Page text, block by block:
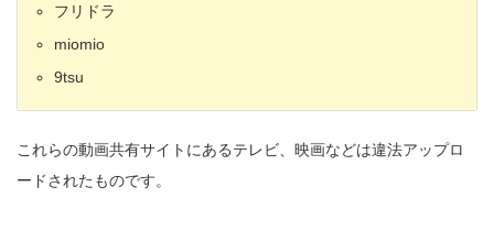
フリドラ
miomio
9tsu
これらの動画共有サイトにあるテレビ、映画などは違法アップロ
ードされたものです。